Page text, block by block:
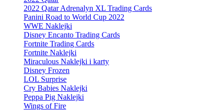
2022 Qatar Adrenalyn XL Trading Cards
Panini Road to World Cup 2022
WWE Naklejki
Disney Encanto Trading Cards
Fortnite Trading Cards
Fortnite Naklejki
Miraculous Naklejki i karty
Disney Frozen
LOL Surprise
Cry Babies Naklejki
Peppa Pig Naklejki
Wings of Fire